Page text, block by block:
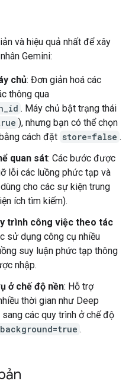
và hiệu quả nhất để xây
Gemini:
chủ: Đơn giản hoá các
thông qua
. Máy chủ bật trạng thái
), nhưng bạn có thể chọn
cách đặt store=false .
quan sát: Các bước được
lỗi các luồng phức tạp và
cho các sự kiện trung
ích tìm kiếm).
trình công việc theo tác
sử dụng công cụ nhiều
suy luận phức tạp thông
nhập.
ở chế độ nền: Hỗ trợ
thời gian như Deep
các quy trình ở chế độ
background=true .